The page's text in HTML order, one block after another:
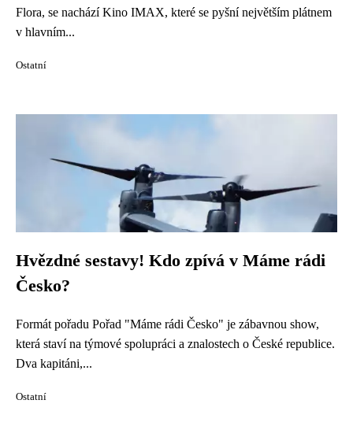
Flora, se nachází Kino IMAX, které se pyšní největším plátnem
v hlavním...
Ostatní
Hvězdné sestavy! Kdo zpívá v Máme rádi
Česko?
Formát pořadu Pořad "Máme rádi Česko" je zábavnou show,
která staví na týmové spolupráci a znalostech o České republice.
Dva kapitáni,...
Ostatní